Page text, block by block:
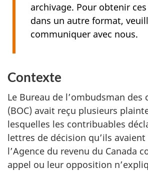
archivage. Pour obtenir
dans un autre format,
communiquer avec nous.
Contexte
Le Bureau de l’ombudsman des
(BOC) avait reçu plusieurs
lesquelles les contribuables
lettres de décision qu’ils avaient
l’Agence du revenu du Canada
appel ou leur opposition